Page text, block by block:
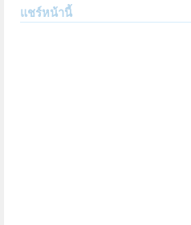
แชร์หน้านี้